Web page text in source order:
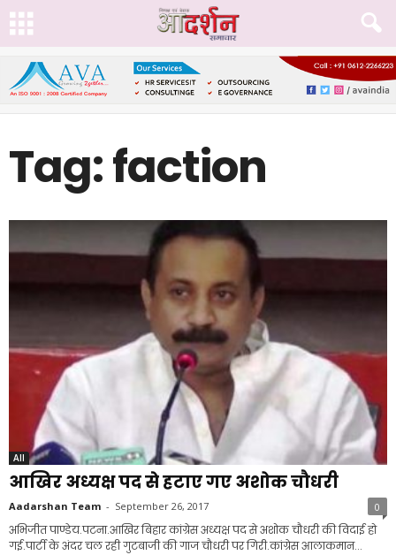
Tag: faction
All
आखिर अध्यक्ष पद से हटाए गए अशोक चौधरी
Aadarshan Team - September 26, 2017 0
अभिजीत पाण्डेय.पटना.आखिर बिहार कांग्रेस अध्यक्ष पद से अशोक चौधरी की विदाई हो
गई.पार्टी के अंदर चल रही गुटबाजी की गाज चौधरी पर गिरी.कांग्रेस आलाकमान...